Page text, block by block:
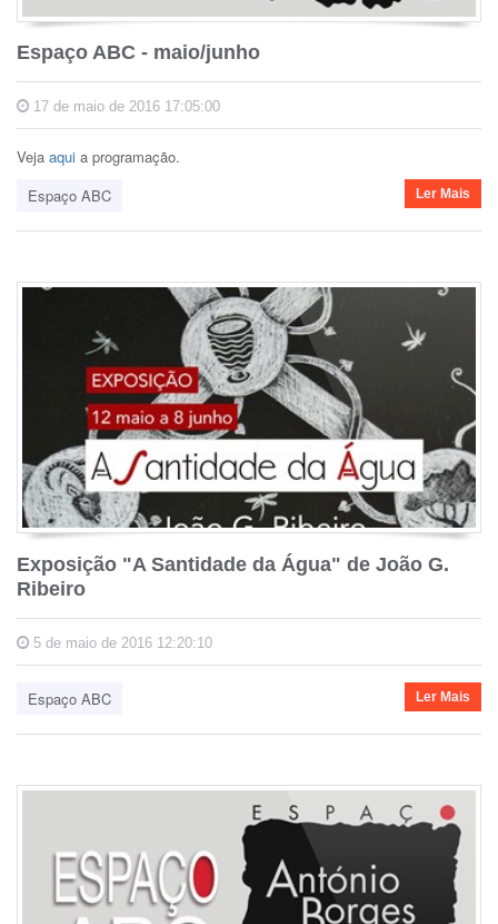
Espaço ABC - maio/junho
17 de maio de 2016 17:05:00
Veja aqui a programação.
Espaço ABC
Ler Mais
Exposição "A Santidade da Água" de João G.
Ribeiro
5 de maio de 2016 12:20:10
Espaço ABC Ler Mais